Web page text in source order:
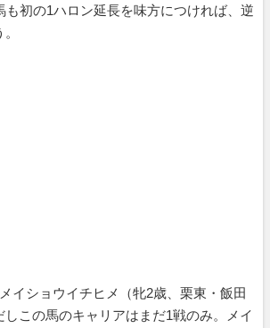
も初の1ハロン延長を味方につければ、逆
イショウイチヒメ（牝2歳、栗東・飯田
この馬のキャリアはまだ1戦のみ。メイ